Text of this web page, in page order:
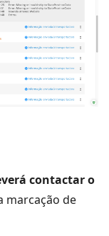
contactar o
marcação de